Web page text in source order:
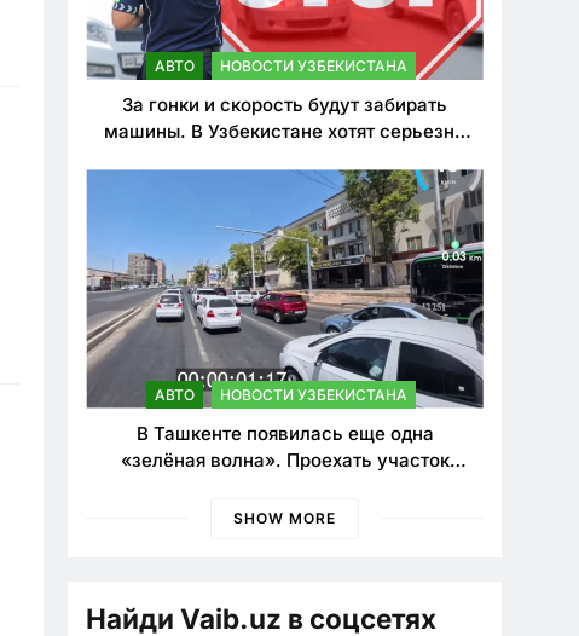
АВТО НОВОСТИ УЗБЕКИСТАНА
За гонки и скорость будут забирать
машины. В Узбекистане хотят серьезно
АВТО НОВОСТИ УЗБЕКИСТАНА
В Ташкенте появилась еще одна
«зелёная волна». Проехать участок
SHOW MORE
Найди Vaib.uz в соцсетях